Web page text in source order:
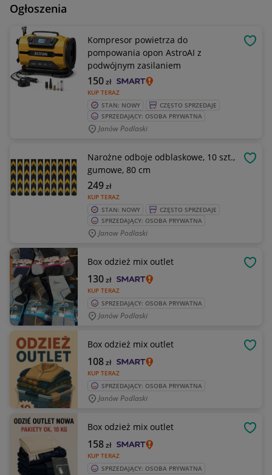
Ogłoszenia
Kompresor powietrza do
pompowania opon AstroAI z
podwójnym zasilaniem
KUP TERAZ
150zł
STAN: NOWY
CZĘSTO SPRZEDAJE
SPRZEDAJĄCY: OSOBA PRYWATNA
Janów Podlaski
Narożne odboje odblaskowe, 10 szt.,
gumowe, 80 cm
KUP TERAZ
249zł
STAN: NOWY
CZĘSTO SPRZEDAJE
SPRZEDAJĄCY: OSOBA PRYWATNA
Janow Podlaski
Box odzież mix outlet
KUP TERAZ
130zł
SPRZEDAJĄCY: OSOBA PRYWATNA
Janów Podlaski
Box odzież mix outlet
KUP TERAZ
108zł
SPRZEDAJĄCY: OSOBA PRYWATNA
Janów Podlaski
Box odzież mix outlet
KUP TERAZ
158zł
SPRZEDAJĄCY: OSOBA PRYWATNA